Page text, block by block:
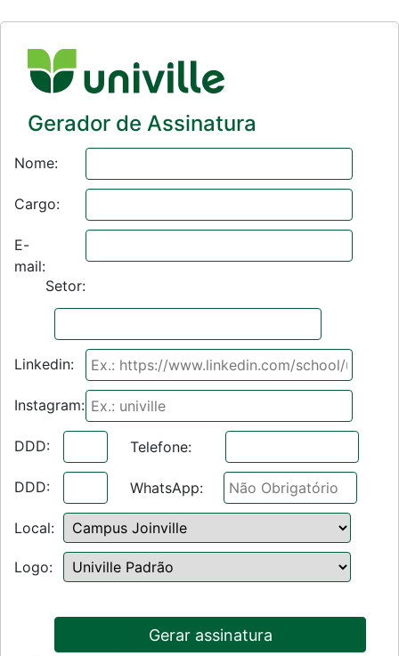
Gerador de Assinatura
Nome:
Cargo:
E-
mail:
Setor:
Linkedin:
Instagram:
DDD: Telefone:
DDD: WhatsApp:
Local:
Logo: